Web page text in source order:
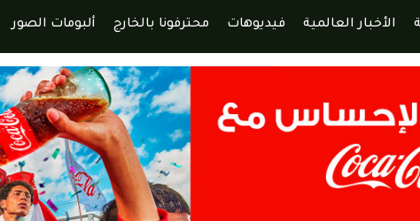
الأخبار العالمية فيديوهات محترفونا بالخارج ألبومات الصور